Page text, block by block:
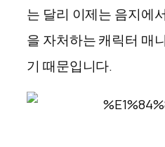
는 달리 이제는 음지에
을 자처하는 캐릭터 매
기 때문입니다.